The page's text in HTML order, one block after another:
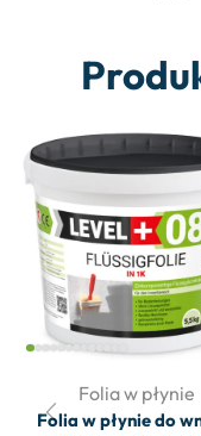
Folia w płynie
Folia w płynie do